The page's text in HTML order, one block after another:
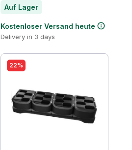
Auf Lager
Kostenloser Versand heute
Delivery in 3 days
22%